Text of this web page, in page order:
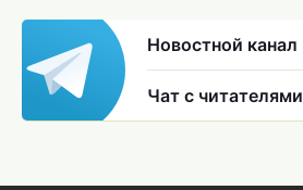
Новостной канал
Чат с читателями